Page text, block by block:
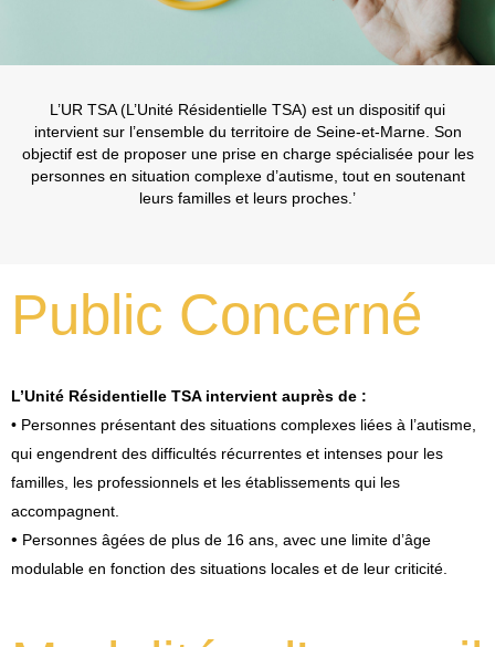
L’UR TSA (L’Unité Résidentielle TSA) est un dispositif qui
intervient sur l’ensemble du territoire de Seine-et-Marne. Son
objectif est de proposer une prise en charge spécialisée pour les
personnes en situation complexe d’autisme, tout en soutenant
leurs familles et leurs proches.’
Public Concerné
L’Unité Résidentielle TSA intervient auprès de :
• Personnes présentant des situations complexes liées à l’autisme,
qui engendrent des difficultés récurrentes et intenses pour les
familles, les professionnels et les établissements qui les
accompagnent.
• Personnes âgées de plus de 16 ans, avec une limite d’âge
modulable en fonction des situations locales et de leur criticité.